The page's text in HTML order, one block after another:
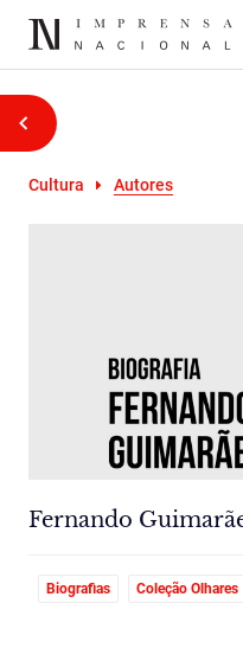
Cultura Autores
Fernando
Biografias Coleção Olhares